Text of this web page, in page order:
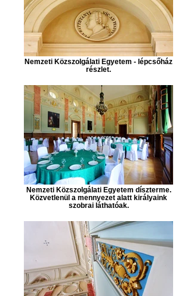
Nemzeti Közszolgálati Egyetem - lépcsőház
részlet.
Nemzeti Közszolgálati Egyetem díszterme.
Közvetlenül a mennyezet alatt királyaink
szobrai láthatóak.